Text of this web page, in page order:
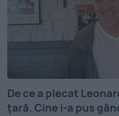
De ce a plecat
țară. Cine i-a pus